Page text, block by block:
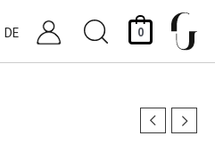
DE Suchen
0